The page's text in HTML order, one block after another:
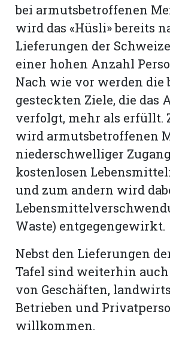
bei armutsbetroffenen
wird das «Hüsli» bereits
Lieferungen der
einer hohen Anzahl
Nach wie vor werden die
gesteckten Ziele, die das
verfolgt, mehr als erfüllt.
wird armutsbetroffenen
niederschwelliger
kostenlosen
und zum andern wird
Waste) entgegengewirkt.
Nebst den Lieferungen
Tafel sind weiterhin
von Geschäften,
Betrieben und
willkommen.